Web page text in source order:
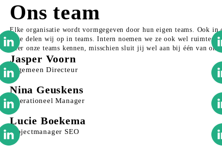
Ons team
Elke organisatie wordt vormgegeven door hun eigen teams. Ook
deze delen wij op in teams. Intern noemen we ze ook wel ruimtes.
Leer onze teams kennen, misschien sluit jij wel aan bij één van
Jasper Voorn
Algemeen Directeur
Nina Geuskens
Operationeel Manager
Lucie Boekema
Projectmanager SEO